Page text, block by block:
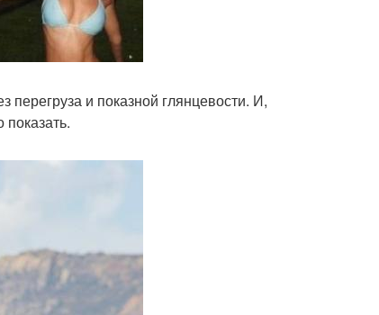
и показной глянцевости. И,